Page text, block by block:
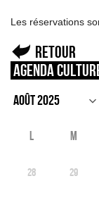
Les réservations
Retour
Agenda
L M
28 29